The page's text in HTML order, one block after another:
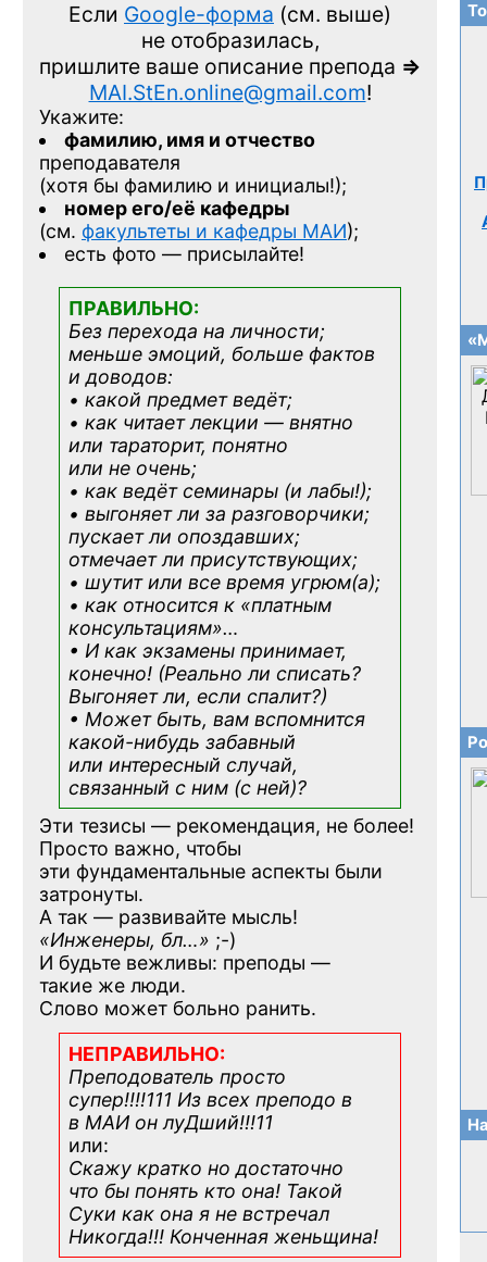
Если Google-форма (см. выше)
не отобразилась,
пришлите ваше описание препода =>
MAI.StEn.online@gmail.com!
Укажите:
фамилию, имя и отчество
преподавателя
(хотя бы фамилию и инициалы!);
номер его/её кафедры
(см. факультеты и кафедры МАИ);
есть фото — присылайте!
ПРАВИЛЬНО:
Без перехода на личности;
меньше эмоций, больше фактов
и доводов:
• какой предмет ведёт;
• как читает лекции — внятно
или тараторит, понятно
или не очень;
• как ведёт семинары (и лабы!);
• выгоняет ли за разговорчики;
пускает ли опоздавших;
отмечает ли присутствующих;
• шутит или все время угрюм(а);
• как относится к «платным
консультациям»…
• И как экзамены принимает,
конечно! (Реально ли списать?
Выгоняет ли, если спалит?)
• Может быть, вам вспомнится
какой-нибудь забавный
или интересный случай,
связанный с ним (с ней)?
Эти тезисы — рекомендация, не более!
Просто важно, чтобы
эти фундаментальные аспекты были
затронуты.
А так — развивайте мысль!
«Инженеры, бл…» ;-)
И будьте вежливы: преподы —
такие же люди.
Слово может больно ранить.
НЕПРАВИЛЬНО:
Преподователь просто
супер!!!!111 Из всех преподо в
в МАИ он луДший!!!11
или:
Скажу кратко но достаточно
что бы понять кто она! Такой
Суки как она я не встречал
Никогда!!! Конченная женьщина!